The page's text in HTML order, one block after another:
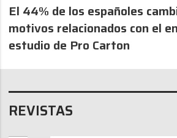
El 44% de los españoles
motivos relacionados con el
estudio de Pro Carton
REVISTAS